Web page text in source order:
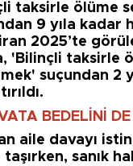
taksirle ölüme
9 yıla kadar
2025’te
'Bilinçli taksirle
' suçundan 2
BEDELİNİ DE
aile davayı
sanık